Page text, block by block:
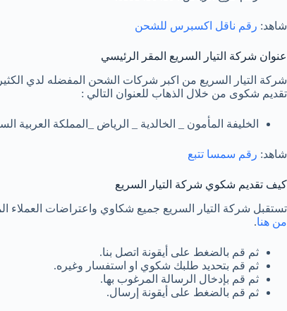
شاهد: رقم ناقل اكسبرس للشحن
عنوان شركة التيار السريع المقر الرئيسي
شركة التيار السريع من اكبر شركات الشحن المفضله لدي
تقديم شكوى من خلال الذهاب للعنوان التالي :
الخليفة المأمون _ الخالدية _ الرياض _المملكة العربية
شاهد: رقم سمسا تتبع
كيف تقديم شكوي شركة التيار السريع
تستقبل شركة التيار السريع جميع شكاوي واعتراضات العملاء
من هنا.
ثم قم بالضغط على أيقونة اتصل بنا.
ثم قم بتحديد طلبك شكوي او استفسار وغيره.
ثم قم بإدخال الرسالة المرغوب بها.
ثم قم بالضغط على أيقونة إرسال.